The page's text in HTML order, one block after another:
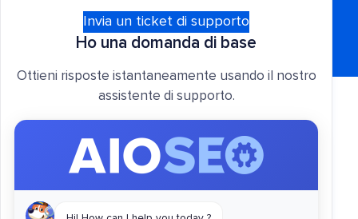
Invia un ticket di supporto
Ho una domanda di base
Ottieni risposte istantaneamente usando il nostro
assistente di supporto.